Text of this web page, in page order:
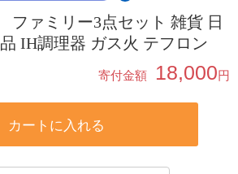
ァミリー3点セット 雑貨 日
IH調理器 ガス火 テフロン
寄付金額 18,000円
カートに入れる